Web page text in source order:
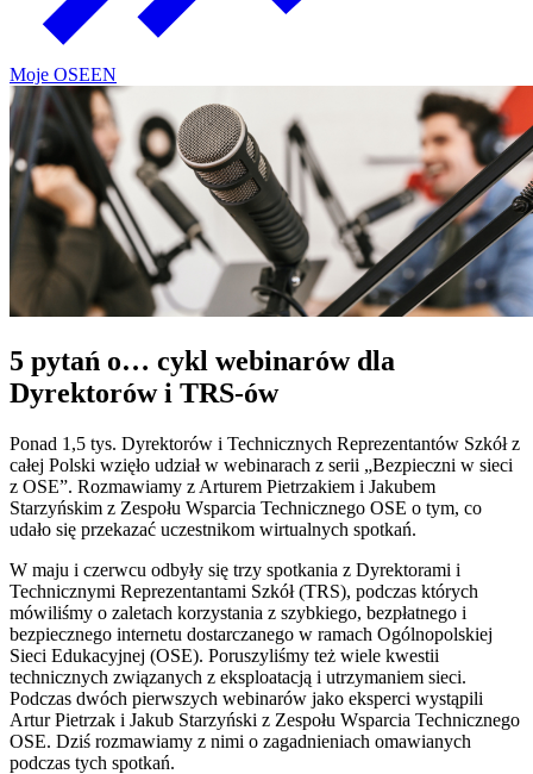
Moje OSEEN
5 pytań o… cykl webinarów dla
Dyrektorów i TRS-ów
Ponad 1,5 tys. Dyrektorów i Technicznych Reprezentantów Szkół z
całej Polski wzięło udział w webinarach z serii „Bezpieczni w sieci
z OSE”. Rozmawiamy z Arturem Pietrzakiem i Jakubem
Starzyńskim z Zespołu Wsparcia Technicznego OSE o tym, co
udało się przekazać uczestnikom wirtualnych spotkań.
W maju i czerwcu odbyły się trzy spotkania z Dyrektorami i
Technicznymi Reprezentantami Szkół (TRS), podczas których
mówiliśmy o zaletach korzystania z szybkiego, bezpłatnego i
bezpiecznego internetu dostarczanego w ramach Ogólnopolskiej
Sieci Edukacyjnej (OSE). Poruszyliśmy też wiele kwestii
technicznych związanych z eksploatacją i utrzymaniem sieci.
Podczas dwóch pierwszych webinarów jako eksperci wystąpili
Artur Pietrzak i Jakub Starzyński z Zespołu Wsparcia Technicznego
OSE. Dziś rozmawiamy z nimi o zagadnieniach omawianych
podczas tych spotkań.